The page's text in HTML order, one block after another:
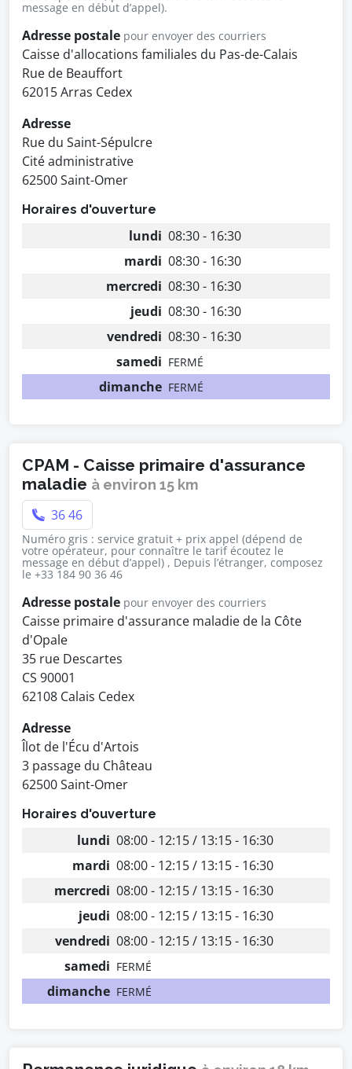
message en début d’appel).
Adresse postale pour envoyer des courriers
Caisse d'allocations familiales du Pas-de-Calais
Rue de Beauffort
62015 Arras Cedex
Adresse
Rue du Saint-Sépulcre
Cité administrative
62500 Saint-Omer
Horaires d'ouverture
lundi 08:30 - 16:30
mardi 08:30 - 16:30
mercredi 08:30 - 16:30
jeudi 08:30 - 16:30
vendredi 08:30 - 16:30
samedi FERMÉ
dimanche FERMÉ
CPAM - Caisse primaire d'assurance
maladie à environ 15 km
36 46
Numéro gris : service gratuit + prix appel (dépend de
votre opérateur, pour connaître le tarif écoutez le
message en début d’appel) , Depuis l’étranger, composez
le +33 184 90 36 46
Adresse postale pour envoyer des courriers
Caisse primaire d'assurance maladie de la Côte
d'Opale
35 rue Descartes
CS 90001
62108 Calais Cedex
Adresse
Îlot de l'Écu d'Artois
3 passage du Château
62500 Saint-Omer
Horaires d'ouverture
lundi 08:00 - 12:15 / 13:15 - 16:30
mardi 08:00 - 12:15 / 13:15 - 16:30
mercredi 08:00 - 12:15 / 13:15 - 16:30
jeudi 08:00 - 12:15 / 13:15 - 16:30
vendredi 08:00 - 12:15 / 13:15 - 16:30
samedi FERMÉ
dimanche FERMÉ